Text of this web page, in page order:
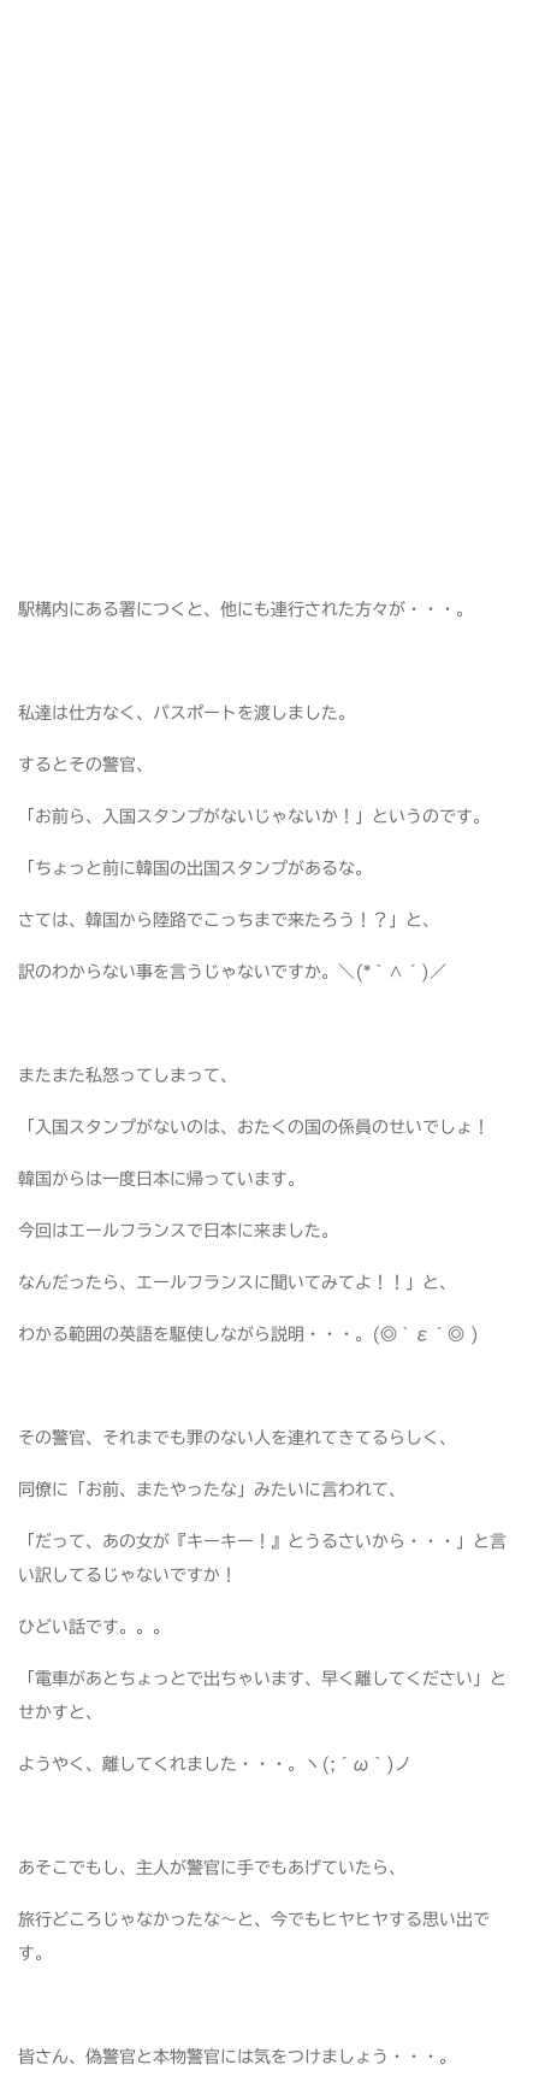
駅構内にある署につくと、他にも連行された方々が・・・。
私達は仕方なく、パスポートを渡しました。
するとその警官、
「お前ら、入国スタンプがないじゃないか！」というのです。
「ちょっと前に韓国の出国スタンプがあるな。
さては、韓国から陸路でこっちまで来たろう！？」と、
訳のわからない事を言うじゃないですか。＼(*｀∧´)／
またまた私怒ってしまって、
「入国スタンプがないのは、おたくの国の係員のせいでしょ！
韓国からは一度日本に帰っています。
今回はエールフランスで日本に来ました。
なんだったら、エールフランスに聞いてみてよ！！」と、
わかる範囲の英語を駆使しながら説明・・・。(◎｀ε´◎ )
その警官、それまでも罪のない人を連れてきてるらしく、
同僚に「お前、またやったな」みたいに言われて、
「だって、あの女が『キーキー！』とうるさいから・・・」と言
い訳してるじゃないですか！
ひどい話です。。。
「電車があとちょっとで出ちゃいます、早く離してください」と
せかすと、
ようやく、離してくれました・・・。ヽ(;´ω｀)ノ
あそこでもし、主人が警官に手でもあげていたら、
旅行どころじゃなかったな～と、今でもヒヤヒヤする思い出で
す。
皆さん、偽警官と本物警官には気をつけましょう・・・。